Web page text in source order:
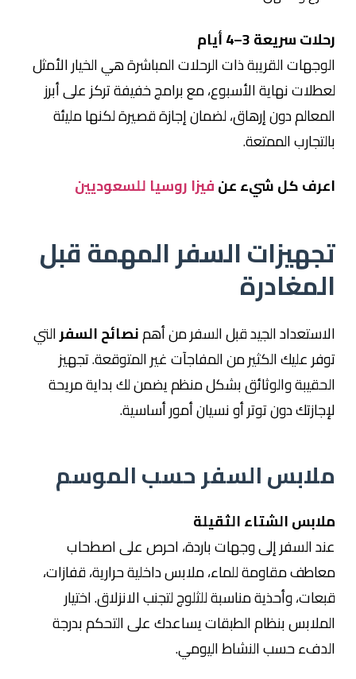
رحلات سريعة 3–4 أيام
الوجهات القريبة ذات الرحلات المباشرة هي الخيار الأمثل
لعطلات نهاية الأسبوع، مع برامج خفيفة تركز على أبرز
المعالم دون إرهاق، لضمان إجازة قصيرة لكنها مليئة
بالتجارب الممتعة.
اعرف كل شيء عنفيزا روسيا للسعوديين
تجهيزات السفر المهمة قبل
المغادرة
الاستعداد الجيد قبل السفر من أهمنصائح السفرالتي
توفر عليك الكثير من المفاجآت غير المتوقعة. تجهيز
الحقيبة والوثائق بشكل منظم يضمن لك بداية مريحة
لإجازتك دون توتر أو نسيان أمور أساسية.
ملابس السفر حسب الموسم
ملابس الشتاء الثقيلة
عند السفر إلى وجهات باردة، احرص على اصطحاب
معاطف مقاومة للماء، ملابس داخلية حرارية، قفازات،
قبعات، وأحذية مناسبة للثلوج لتجنب الانزلاق. اختيار
الملابس بنظام الطبقات يساعدك على التحكم بدرجة
الدفء حسب النشاط اليومي.